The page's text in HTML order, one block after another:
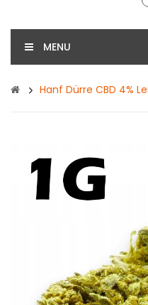
MENU
Hanf Dürre CBD 4%